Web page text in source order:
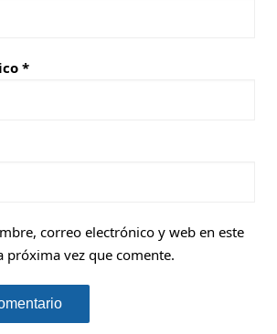
*
correo electrónico y web en este
próxima vez que comente.